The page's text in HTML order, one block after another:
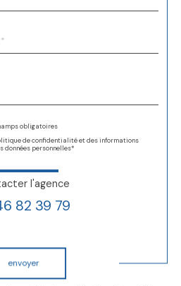
obligatoires
de confidentialité et des informations
données personnelles*
l'agence
82 39 79
envoyer